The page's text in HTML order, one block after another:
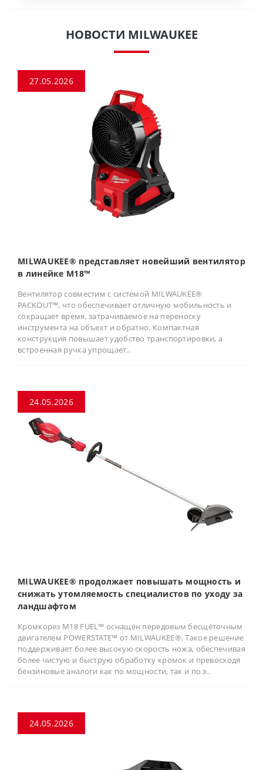
НОВОСТИ MILWAUKEE
27.05.2026
MILWAUKEE® представляет новейший вентилятор
в линейке M18™
Вентилятор совместим с системой MILWAUKEE®
PACKOUT™, что обеспечивает отличную мобильность и
сокращает время, затрачиваемое на переноску
инструмента на объект и обратно. Компактная
конструкция повышает удобство транспортировки, а
встроенная ручка упрощает..
24.05.2026
MILWAUKEE® продолжает повышать мощность и
снижать утомляемость специалистов по уходу за
ландшафтом
Кромкорез M18 FUEL™ оснащён передовым бесщёточным
двигателем POWERSTATE™ от MILWAUKEE®. Такое решение
поддерживает более высокую скорость ножа, обеспечивая
более чистую и быструю обработку кромок и превосходя
бензиновые аналоги как по мощности, так и по э..
24.05.2026